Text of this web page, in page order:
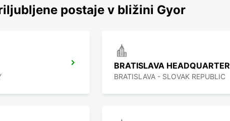
postaje v bližini Gyor
BRATISLAVA HEADQUARTER
BRATISLAVA - SLOVAK REPUBLIC